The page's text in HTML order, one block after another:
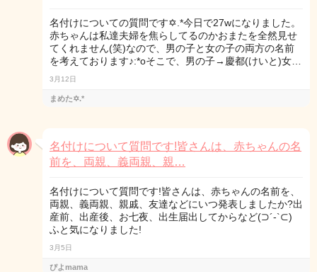
名付けについての質問です✡.*今日で27wになりました。
赤ちゃんは私達夫婦を焦らしてるのかおまたを全然見せ
てくれません(笑)なので、男の子と女の子の両方の名前
を考えております♪:*oそこで、男の子→慶都(けいと)女…
3月12日
まめた✡.*
名付けについて質問です!皆さんは、赤ちゃんの名
前を、両親、義両親、親…
名付けについて質問です!皆さんは、赤ちゃんの名前を、
両親、義両親、親戚、友達などにいつ発表しましたか?出
産前、出産後、お七夜、出生届出してからなど(⊃´-`⊂)
ふと気になりました!
3月5日
ぴよmama